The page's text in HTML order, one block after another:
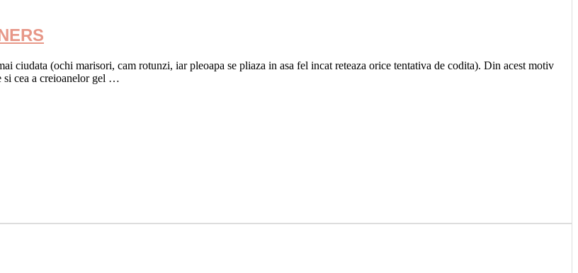
ciudata (ochi marisori, cam rotunzi, iar pleoapa se pliaza in asa fel incat reteaza orice tentativa de codita). Din acest motiv
si cea a creioanelor gel …